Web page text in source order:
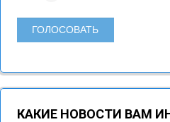
КАКИЕ НОВОСТИ ВАМ